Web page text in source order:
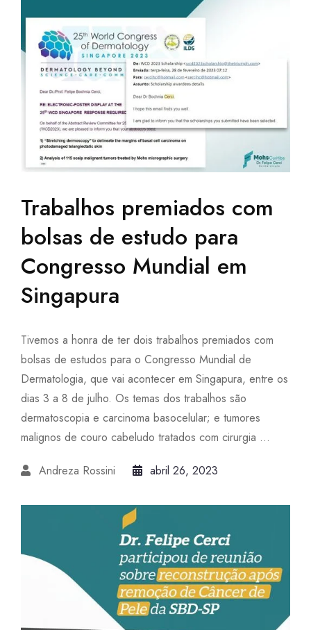
Trabalhos premiados com
bolsas de estudo para
Congresso Mundial em
Singapura
Tivemos a honra de ter dois trabalhos premiados com
bolsas de estudos para o Congresso Mundial de
Dermatologia, que vai acontecer em Singapura, entre os
dias 3 a 8 de julho. Os temas dos trabalhos são
dermatoscopia e carcinoma basocelular; e tumores
malignos de couro cabeludo tratados com cirurgia ...
Andreza Rossini abril 26, 2023